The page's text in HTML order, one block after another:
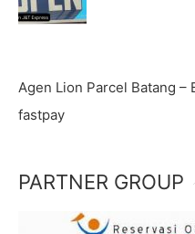
Agen Lion Parcel Batang
fastpay
PARTNER GROUP